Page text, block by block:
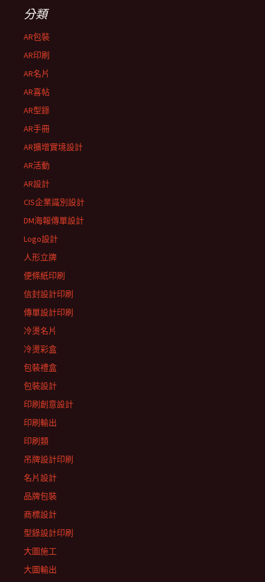
分類
AR包裝
AR印刷
AR名片
AR喜帖
AR型錄
AR手冊
AR擴增實境設計
AR活動
AR設計
CIS企業識別設計
DM海報傳單設計
Logo設計
人形立牌
便條紙印刷
信封設計印刷
傳單設計印刷
冷燙名片
冷燙彩盒
包裝禮盒
包裝設計
印刷創意設計
印刷輸出
印刷類
吊牌設計印刷
名片設計
品牌包裝
商標設計
型錄設計印刷
大圖施工
大圖輸出